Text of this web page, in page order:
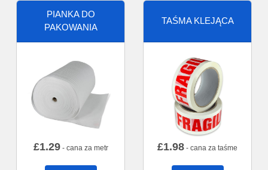
PIANKA DO
PAKOWANIA
£1.29- cana za metr
TAŚMA KLEJĄCA
£1.98 - cana za taśme